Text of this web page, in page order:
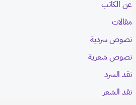
عن الكاتب
مقالات
نصوص سردية
نصوص شعرية
نقد السرد
نقد الشعر